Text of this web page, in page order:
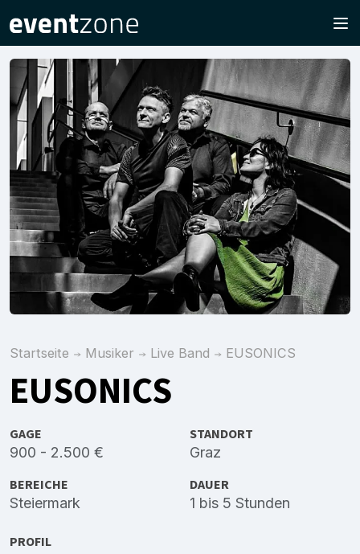
Startseite Musiker Live Band EUSONICS
EUSONICS
GAGE
900 - 2.500 €
STANDORT
Graz
BEREICHE
Steiermark
DAUER
1 bis 5 Stunden
PROFIL